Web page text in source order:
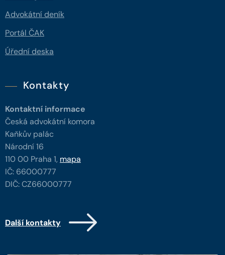
Advokátní deník
Portál ČAK
Úřední deska
Kontakty
Kontaktní informace
Česká advokátní komora
Kaňkův palác
Národní 16
110 00 Praha 1, mapa
IČ: 66000777
DIČ: CZ66000777
Další kontakty